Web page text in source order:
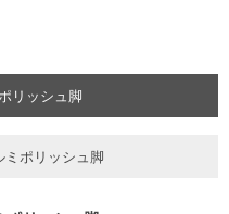
リッシュ脚
ポリッシュ脚